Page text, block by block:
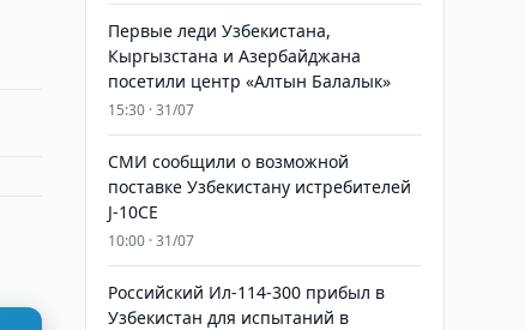
Первые леди Узбекистана,
Кыргызстана и Азербайджана
посетили центр «Алтын Балалык»
15:30 · 31/07
СМИ сообщили о возможной
поставке Узбекистану истребителей
J-10CE
10:00 · 31/07
Российский Ил-114-300 прибыл в
Узбекистан для испытаний в